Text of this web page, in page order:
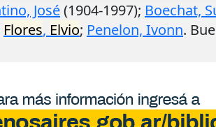
José(1904-1997); Boechat,
Flores, Elvio; Penelon, Ivonn.